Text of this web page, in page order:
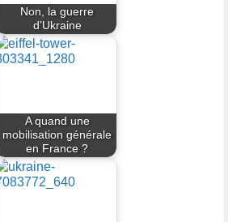
Non, la guerre
d’Ukraine
A quand une
mobilisation générale
en France ?